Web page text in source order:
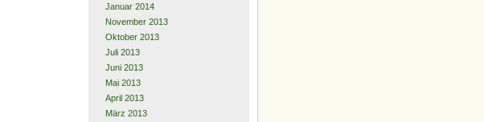
Januar 2014
November 2013
Oktober 2013
Juli 2013
Juni 2013
Mai 2013
April 2013
März 2013